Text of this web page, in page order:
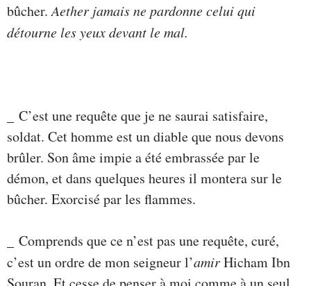
bûcher.Aether jamais ne pardonne celui qui
détourne les yeux devant le mal.
_ C’est une requête que je ne saurai satisfaire,
soldat. Cet homme est un diable que nous devons
brûler. Son âme impie a été embrassée par le
démon, et dans quelques heures il montera sur le
bûcher. Exorcisé par les flammes.
_ Comprends que ce n’est pas une requête, curé,
c’est un ordre de mon seigneur l’amirHicham Ibn